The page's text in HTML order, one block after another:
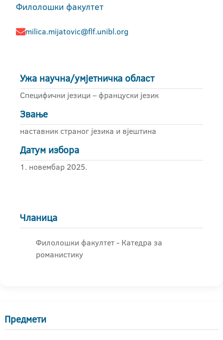
Филолошки факултет
milica.mijatovic@flf.unibl.org
Ужа научна/умјетничка област
Специфични језици – француски језик
Звање
наставник страног језика и вјештина
Датум избора
1. новембар 2025.
Чланица
Филолошки факултет - Катедра за
романистику
Предмети